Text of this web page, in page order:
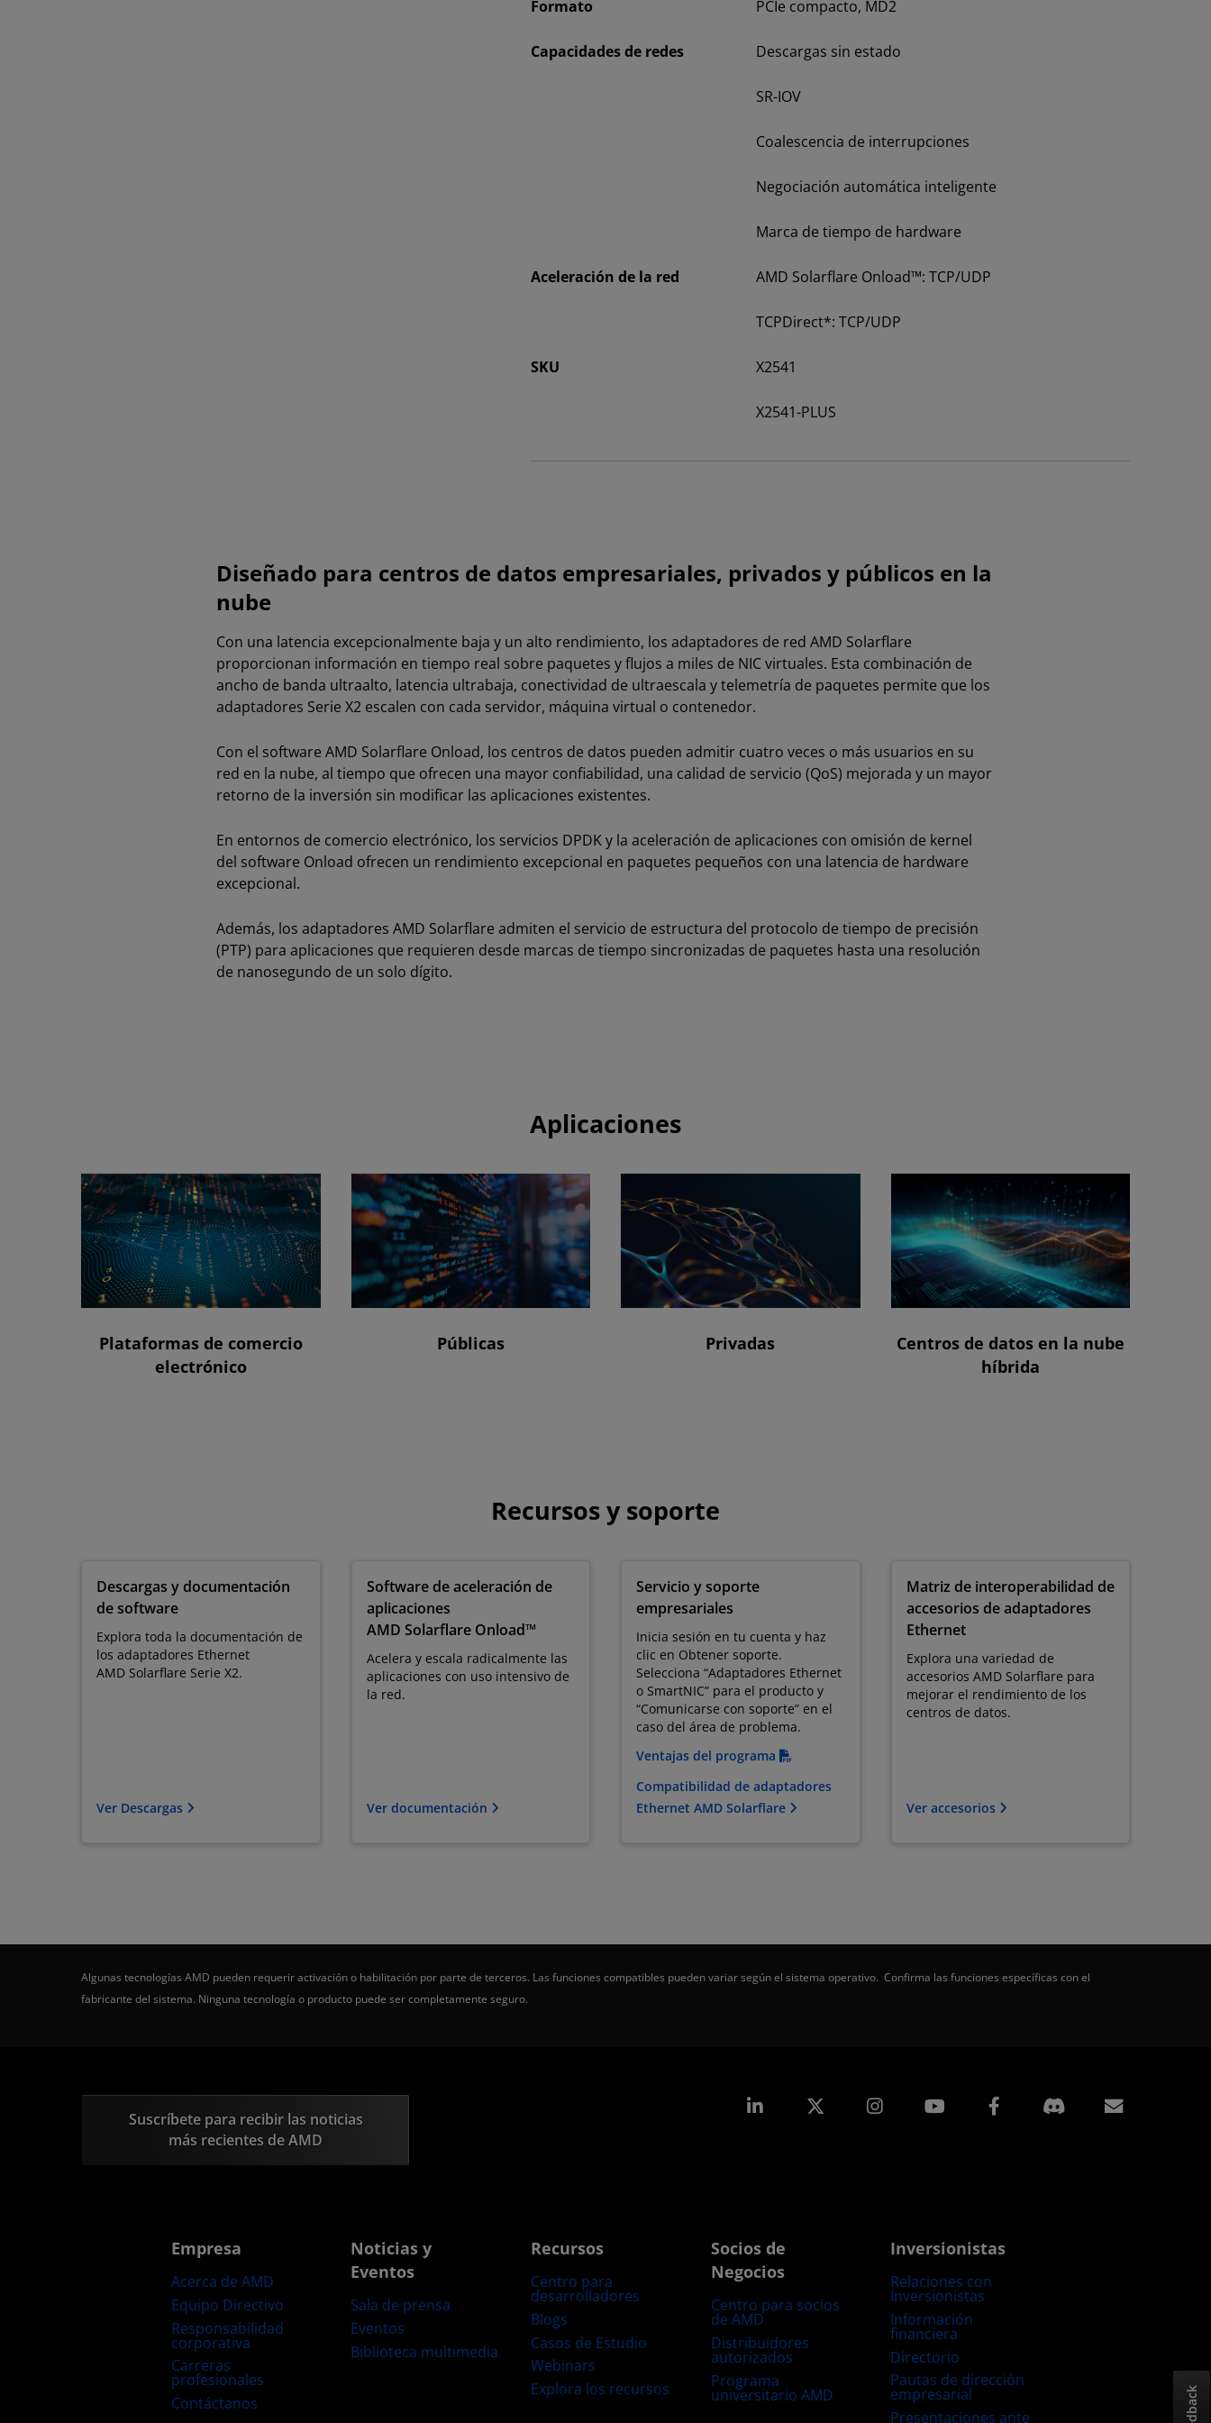
Formato PCIe compacto, MD2
Capacidades de redes Descargas sin estado
SR-IOV
Coalescencia de interrupciones
Negociación automática inteligente
Marca de tiempo de hardware
Aceleración de la red AMD Solarflare Onload™: TCP/UDP
TCPDirect*: TCP/UDP
SKU X2541
X2541-PLUS
Diseñado para centros de datos empresariales, privados y públicos en la
nube
Con una latencia excepcionalmente baja y un alto rendimiento, los adaptadores de red AMD Solarflare
proporcionan información en tiempo real sobre paquetes y flujos a miles de NIC virtuales. Esta combinación de
ancho de banda ultraalto, latencia ultrabaja, conectividad de ultraescala y telemetría de paquetes permite que los
adaptadores Serie X2 escalen con cada servidor, máquina virtual o contenedor.
Con el software AMD Solarflare Onload, los centros de datos pueden admitir cuatro veces o más usuarios en su
red en la nube, al tiempo que ofrecen una mayor confiabilidad, una calidad de servicio (QoS) mejorada y un mayor
retorno de la inversión sin modificar las aplicaciones existentes.
En entornos de comercio electrónico, los servicios DPDK y la aceleración de aplicaciones con omisión de kernel
del software Onload ofrecen un rendimiento excepcional en paquetes pequeños con una latencia de hardware
excepcional.
Además, los adaptadores AMD Solarflare admiten el servicio de estructura del protocolo de tiempo de precisión
(PTP) para aplicaciones que requieren desde marcas de tiempo sincronizadas de paquetes hasta una resolución
de nanosegundo de un solo dígito.
Aplicaciones
Plataformas de comercio
electrónico
Públicas Privadas
Centros de datos en la nube
híbrida
Recursos y soporte
Descargas y documentación
de software
Explora toda la documentación de
los adaptadores Ethernet
AMD Solarflare Serie X2.
Ver Descargas
Software de aceleración de
aplicaciones
AMD Solarflare Onload™
Acelera y escala radicalmente las
aplicaciones con uso intensivo de
la red.
Ver documentación
Servicio y soporte
empresariales
Inicia sesión en tu cuenta y haz
clic en Obtener soporte.
Selecciona “Adaptadores Ethernet
o SmartNIC” para el producto y
“Comunicarse con soporte” en el
caso del área de problema.
Ventajas del programa
Compatibilidad de adaptadores
Ethernet AMD Solarflare
Matriz de interoperabilidad de
accesorios de adaptadores
Ethernet
Explora una variedad de
accesorios AMD Solarflare para
mejorar el rendimiento de los
centros de datos.
Ver accesorios
Algunas tecnologías AMD pueden requerir activación o habilitación por parte de terceros. Las funciones compatibles pueden variar según el sistema operativo. Confirma las funciones específicas con el
fabricante del sistema. Ninguna tecnología o producto puede ser completamente seguro.
Suscríbete para recibir las noticias
más recientes de AMD
LinkedIn Instagram Facebook
Empresa
Acerca de AMD
Equipo Directivo
Responsabilidad
corporativa
Carreras
profesionales
Contáctanos
Noticias y
Eventos
Sala de prensa
Eventos
Biblioteca multimedia
Recursos
Centro para
desarrolladores
Blogs
Casos de Estudio
Webinars
Explora los recursos
Socios de
Negocios
Centro para socios
de AMD
Distribuidores
autorizados
Programa
universitario AMD
Inversionistas
Relaciones con
Inversionistas
Información
financiera
Directorio
Pautas de dirección
empresarial
Presentaciones ante